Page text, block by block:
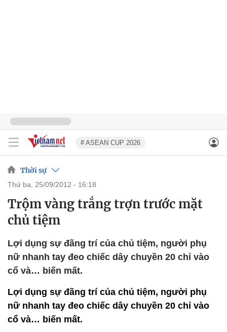
# ASEAN CUP 2026
Thời sự
thứ ba, 25/09/2012 - 16:18
Trộm vàng trắng trợn trước mặt
chủ tiệm
Lợi dụng sự đãng trí của chủ tiệm, người phụ
nữ nhanh tay đeo chiếc dây chuyền 20 chỉ vào
cổ và… biến mất.
Lợi dụng sự đãng trí của chủ tiệm, người phụ
nữ nhanh tay đeo chiếc dây chuyền 20 chỉ vào
cổ và… biến mất.